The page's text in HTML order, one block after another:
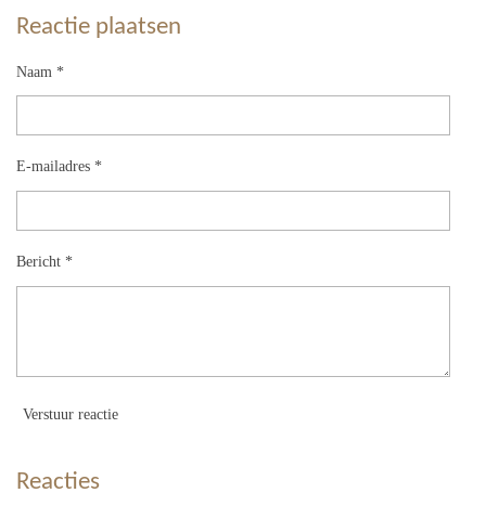
Reactie plaatsen
Naam *
E-mailadres *
Bericht *
Verstuur reactie
Reacties